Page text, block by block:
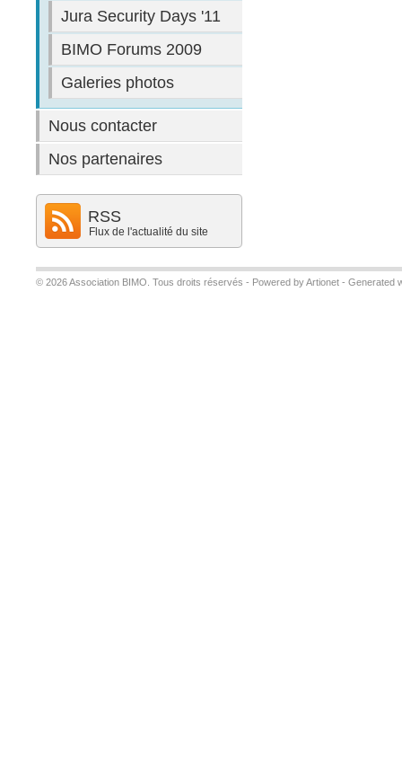
Jura Security Days '11
BIMO Forums 2009
Galeries photos
Nous contacter
Nos partenaires
RSS
Flux de l'actualité du site
© 2026 Association BIMO. Tous droits réservés - Powered by Artionet - Generated